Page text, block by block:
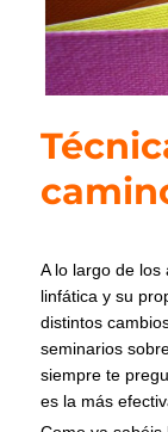
A lo largo de los
linfática y su
distintos
seminarios
siempre te
es la más